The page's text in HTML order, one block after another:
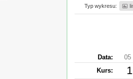
Typ wykresu:
Data:
05
Kurs: